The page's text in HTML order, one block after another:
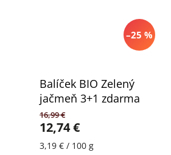
–25 %
Balíček BIO Zelený
jačmeň 3+1 zdarma
16,99 €
12,74 €
3,19 € / 100 g